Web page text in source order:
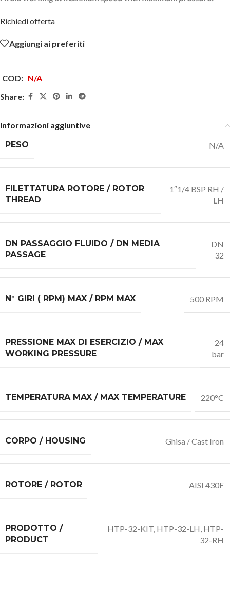
Richiedi offerta
Aggiungi ai preferiti
COD: N/A
Share:
Informazioni aggiuntive
PESO
N/A
FILETTATURA ROTORE / ROTOR
THREAD
1″1/4 BSP RH /
LH
DN PASSAGGIO FLUIDO / DN MEDIA
PASSAGE
DN
32
N° GIRI ( RPM) MAX / RPM MAX 500 RPM
PRESSIONE MAX DI ESERCIZIO / MAX
WORKING PRESSURE
24
bar
TEMPERATURA MAX / MAX TEMPERATURE 220°C
CORPO / HOUSING Ghisa / Cast Iron
ROTORE / ROTOR AISI 430F
PRODOTTO /
PRODUCT
HTP-32-KIT HTP-32-LH HTP-
32-RH